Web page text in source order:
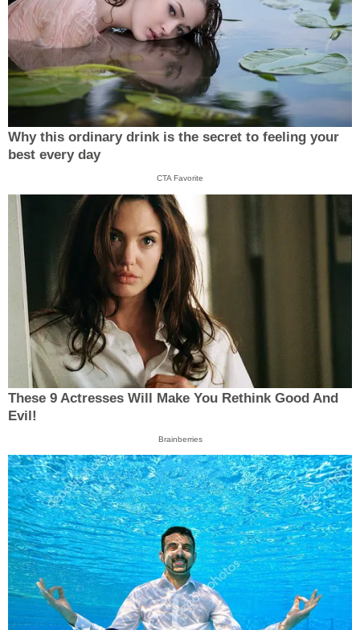
Why this ordinary drink is the secret to feeling your
best every day
CTA Favorite
These 9 Actresses Will Make You Rethink Good And
Evil!
Brainberries